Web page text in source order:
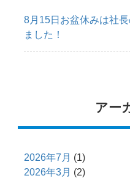
8月15日お盆休みは社
ました！
アー
2026年7月 (1)
2026年3月 (2)